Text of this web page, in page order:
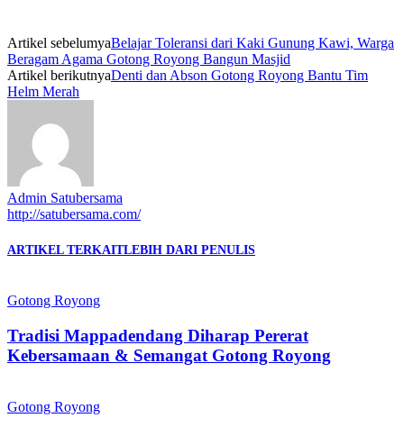
Artikel sebelumyaBelajar Toleransi dari Kaki Gunung Kawi, Warga
Beragam Agama Gotong Royong Bangun Masjid
Artikel berikutnyaDenti dan Abson Gotong Royong Bantu Tim
Helm Merah
Admin Satubersama
http://satubersama.com/
ARTIKEL TERKAITLEBIH DARI PENULIS
Gotong Royong
Tradisi Mappadendang Diharap Pererat
Kebersamaan & Semangat Gotong Royong
Gotong Royong